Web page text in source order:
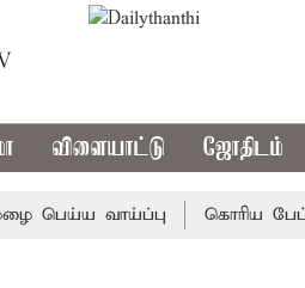
விளையாட்டு ஜோதிடம்
வாய்ப்பு கொரிய